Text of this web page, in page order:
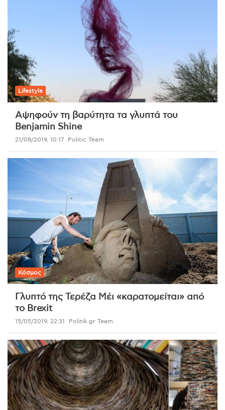
Lifestyle
Αψηφούν τη βαρύτητα τα γλυπτά του
Benjamin Shine
21/08/2019, 10:17 Politic Team
Κόσμος
Γλυπτό της Τερέζα Μέι «καρατομείται» από
το Brexit
15/05/2019, 22:31 Politik.gr Team